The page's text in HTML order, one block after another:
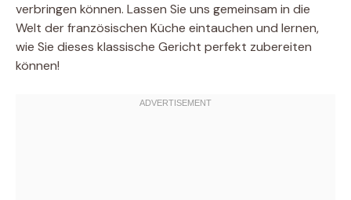
verbringen können. Lassen Sie uns gemeinsam in die
Welt der französischen Küche eintauchen und lernen,
wie Sie dieses klassische Gericht perfekt zubereiten
können!